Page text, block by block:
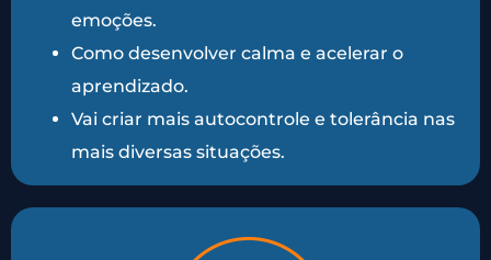
emoções.
Como desenvolver calma e acelerar o
aprendizado.
Vai criar mais autocontrole e tolerância nas
mais diversas situações.